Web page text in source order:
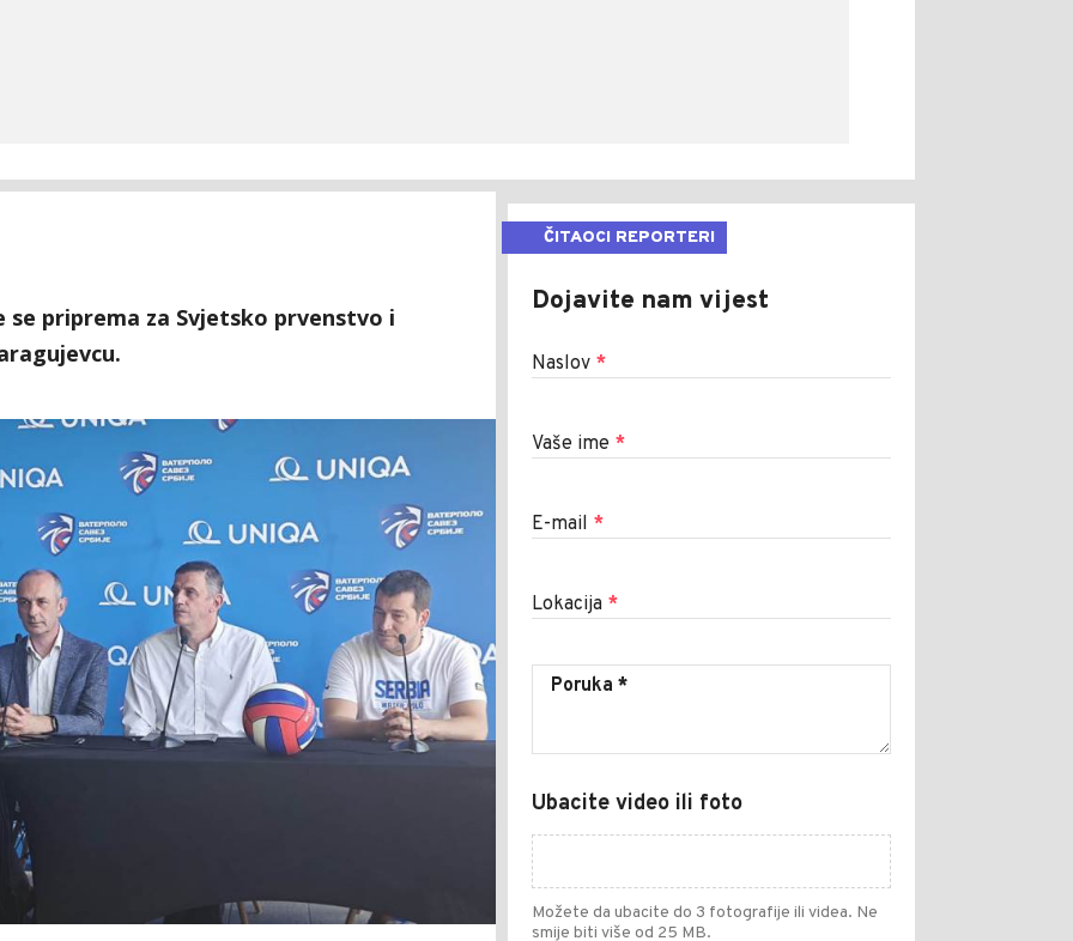
priprema za Svjetsko prvenstvo i
ČITAOCI REPORTERI
Dojavite nam vijest
Naslov *
Vaše ime *
E-mail *
Lokacija *
Ubacite video ili foto
Možete da ubacite do 3 fotografije ili videa. Ne
smije biti više od 25 MB.